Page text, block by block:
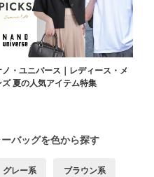
ノ・ユニバース｜レディース・メ
ズ 夏の人気アイテム特集
バッグを色から探す
グレー系 ブラウン系